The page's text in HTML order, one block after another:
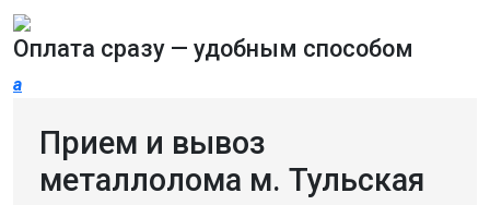
Оплата сразу — удобным способом
a
Прием и вывоз
металлолома м. Тульская